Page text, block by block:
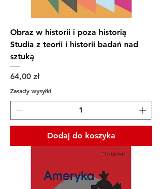
Obraz w historii i poza historią
Studia z teorii i historii badań nad
sztuką
Cena
64,00 zł
Zasady wysyłki
Dodaj do koszyka